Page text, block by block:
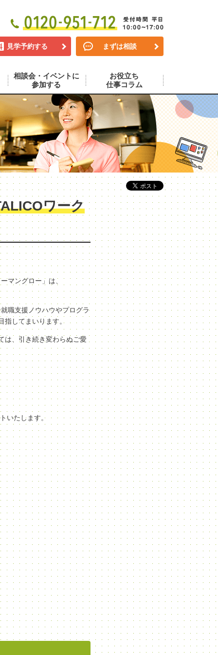
見学予約する まずは相談
相談会・イベントに
参加する
お役立ち
仕事コラム
ワーク
マングロー」は、
職支援ノウハウやプログラ
指してまいります。
は、引き続き変わらぬご愛
いたします。